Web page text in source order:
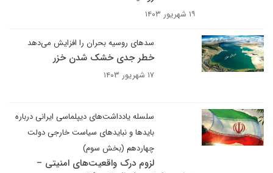
۱۹ شهریور ۱۴۰۳
سدهای روسیه بحران را افزایش می‌دهد
خطر جدی خشک شدن خزر
۱۷ شهریور ۱۴۰۳
سلسله یادداشت‌های دیپلماسی ایرانی درباره
بایدها و نبایدهای سیاست خارجی دولت
چهاردهم (بخش سوم)
لزوم درک واقعیت‌های امنیتی –